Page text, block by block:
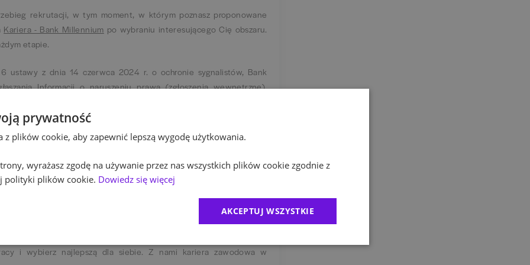
rekrutacji, w tym moment, w którym poznasz proponowane
Kariera - Bank Millennium po wybraniu interesującego Cię obszaru.
etapie.
ustawy z dnia 14 czerwca 2024 r. o ochronie sygnalistów, Bank
Informacji o naruszeniu prawa (zgłoszenia wewnętrzne).
nieustannie poszukując nowych rozwiązań. Jakość jest obok
kultury organizacyjnej i przejawia się w działaniach każdego
i usług na wysokim poziomie, jednocześnie wychodząc
na współpracę. Tworzymy idealne warunki dla profesjonalnego
i wybierz najlepszą dla siebie. Z nami kariera zawodowa w
prywatność
z plików cookie, aby zapewnić lepszą wygodę użytkowania.
wyrażasz zgodę na używanie przez nas wszystkich plików cookie zgodnie z
polityki plików cookie. Dowiedz się więcej
AKCEPTUJ WSZYSTKIE